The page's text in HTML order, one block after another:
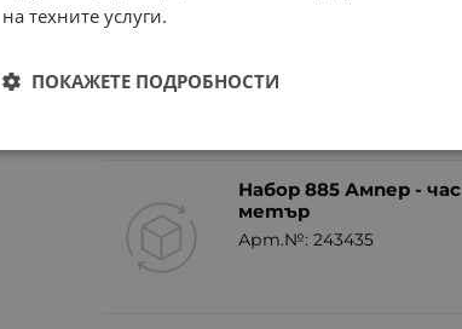
Арт.№: 243444
Набор 885 Ампер - час
метър
Арт.№: 243435
на техните услуги.
ПОКАЖЕТЕ ПОДРОБНОСТИ